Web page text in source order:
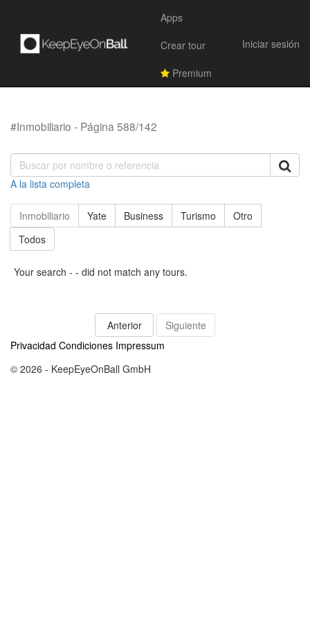
Apps
Crear tour
Premium
Iniciar sesión
#Inmobiliario - Página 588/142
A la lista completa
Inmobiliario Yate Business Turismo
Otro
Todos
Your search - - did not match any tours.
Anterior
Siguiente
Privacidad Condiciones Impressum
© 2026 - KeepEyeOnBall GmbH